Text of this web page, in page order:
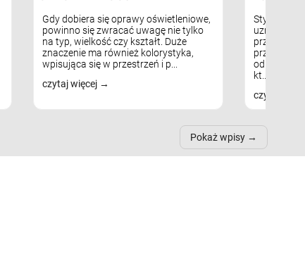
Gdy dobiera się oprawy oświetleniowe,
powinno się zwracać uwagę nie tylko
na typ, wielkość czy kształt. Duże
znaczenie ma również kolorystyka,
wpisująca się w przestrzeń i p...
czytaj więcej
Styl
uznaniem
kt...
czytaj
Pokaż wpisy